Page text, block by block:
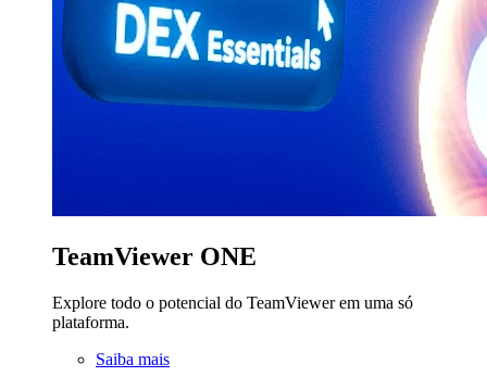
TeamViewer ONE
Explore todo o potencial do TeamViewer em uma só
plataforma.
Saiba mais